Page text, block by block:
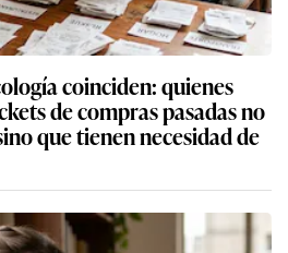
coinciden: quienes
de compras pasadas no
que tienen necesidad de